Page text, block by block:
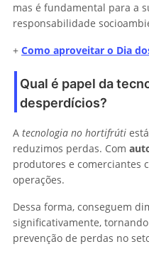
mas é fundamental para a
responsabilidade
+ Como aproveitar o Dia
Qual é papel da
desperdícios?
A tecnologia no hortifrúti
reduzimos perdas. Com
produtores e comerciantes
operações.
Dessa forma, conseguem
significativamente,
prevenção de perdas no